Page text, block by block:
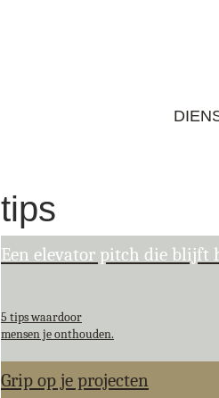
tips
Een elevator pitch die blijft
5 tips waardoor
mensen je onthouden.
Grip op je projecten